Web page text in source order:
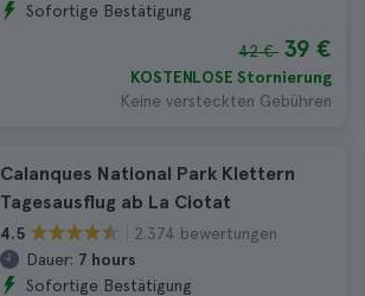
Sofortige Bestätigung
42 € 39 €
KOSTENLOSE Stornierung
Keine versteckten Gebühren
Calanques National Park Klettern
Tagesausflug ab La Ciotat
4.5
2.374 bewertungen
Dauer: 7 hours
Sofortige Bestätigung